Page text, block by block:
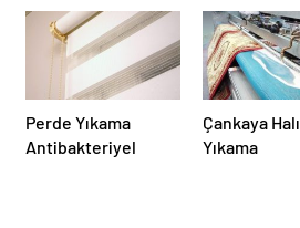
Perde Yıkama
Antibakteriyel
Çankaya Halı
Yıkama